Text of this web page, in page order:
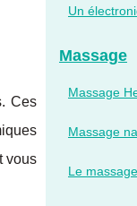
Ces
vous
Un
Massage
Massage
Massage
Le